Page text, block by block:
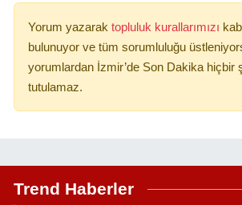
Yorum yazarak topluluk kurallarımızı
bulunuyor ve tüm sorumluluğu
yorumlardan İzmir’de Son Dakika hiçbir
tutulamaz.
Trend Haberler